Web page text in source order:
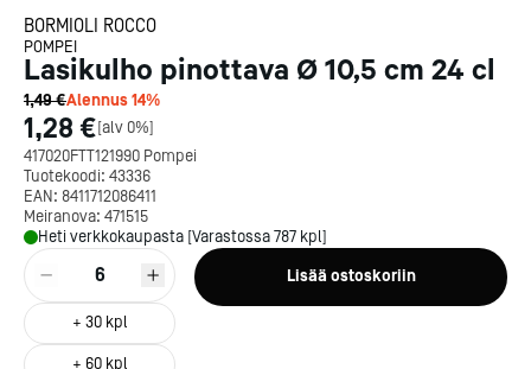
BORMIOLI ROCCO
POMPEI
Lasikulho pinottava Ø 10,5 cm 24 cl
1,49 €Alennus14%
1,28 €[alv 0%]
417020FTT121990 Pompei
Tuotekoodi: 43336
EAN: 8411712086411
Meiranova: 471515
Heti verkkokaupasta [Varastossa 787 kpl]
6
+ 30kpl
+ 60kpl
Lisää ostoskoriin